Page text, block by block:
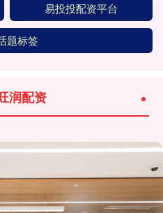
易投投配资平台
题标签
润配资